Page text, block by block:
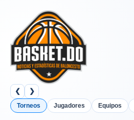
❮ ❯
Torneos Jugadores Equipos